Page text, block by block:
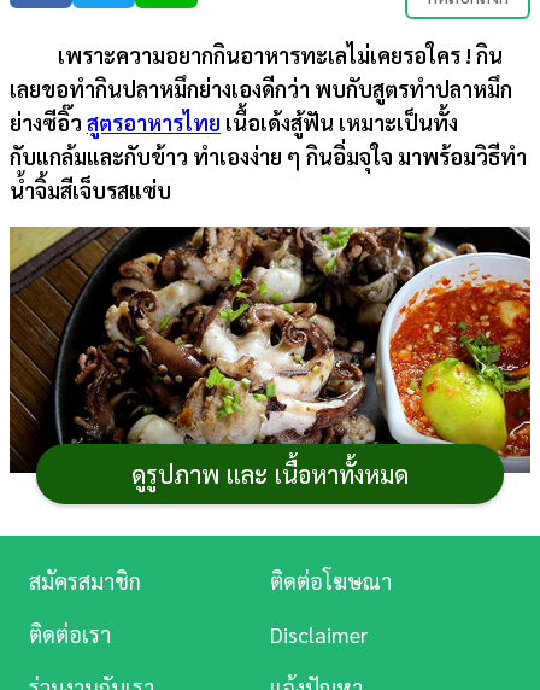
เพราะความอยากกินอาหารทะเลไม่เคยรอใคร ! กิน
เลยขอทำกินปลาหมึกย่างเองดีกว่า พบกับสูตรทำปลาหมึก
ย่างซีอิ๊ว สูตรอาหารไทย เนื้อเด้งสู้ฟัน เหมาะเป็นทั้ง
กับแกล้มและกับข้าว ทำเองง่าย ๆ กินอิ่มจุใจ มาพร้อมวิธีทำ
น้ำจิ้มสีเจ็บรสแซ่บ
เชื่อว่าส่วนใหญ่เพื่อน ๆ คงคุ้นเคยกับ
ดูรูปภาพ และ เนื้อหาทั้งหมด
หวย
ผล
บอล
สด
การ
เงิน
การ
ศึกษา
บันเทิง
หนัง
สมัครสมาชิก
ติดต่อโฆษณา
ติดต่อเรา
Disclaimer